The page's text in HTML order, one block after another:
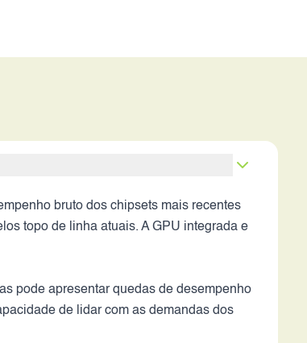
bruto dos chipsets mais recentes
topo de linha atuais. A GPU integrada e
pode apresentar quedas de desempenho
de lidar com as demandas dos